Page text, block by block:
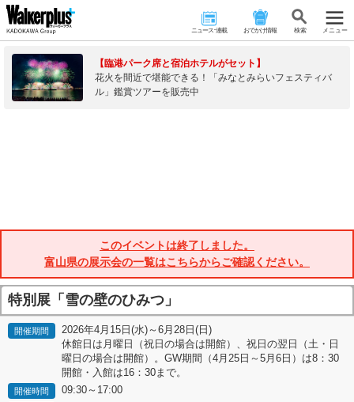
ニュース･連載 おでかけ情報 検 索 メニュー
【臨港パーク席と宿泊ホテルがセット】
花火を間近で堪能できる！「みなとみらいフェスティバ
ル」鑑賞ツアーを販売中
このイベントは終了しました。
富山県の展示会の一覧はこちらからご確認ください。
特別展「雪の壁のひみつ」
開催期間
2026年4月15日(水)～6月28日(日)
休館日は月曜日（祝日の場合は開館）、祝日の翌日（土・日
曜日の場合は開館）。GW期間（4月25日～5月6日）は8：30
開館・入館は16：30まで。
開催時間 09:30～17:00